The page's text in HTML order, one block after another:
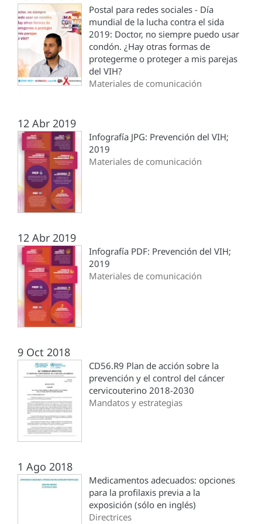
Postal para redes sociales - Día
mundial de la lucha contra el sida
2019: Doctor, no siempre puedo usar
condón. ¿Hay otras formas de
protegerme o proteger a mis parejas
del VIH?
Materiales de comunicación
12 Abr 2019
Infografía JPG: Prevención del VIH;
2019
Materiales de comunicación
12 Abr 2019
Infografía PDF: Prevención del VIH;
2019
Materiales de comunicación
9 Oct 2018
CD56.R9 Plan de acción sobre la
prevención y el control del cáncer
cervicouterino 2018-2030
Mandatos y estrategias
1 Ago 2018
Medicamentos adecuados: opciones
para la profilaxis previa a la
exposición (sólo en inglés)
Directrices